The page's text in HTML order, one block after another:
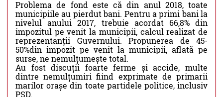
Problema de fond este că din anul 2018, toate
municipiile au pierdut bani. Pentru a primi bani la
nivelul anului 2017, trebuie acordat 66,8% din
impozitul pe venit la municipii, calcul realizat de
reprezentanții Guvernului. Propunerea de 45-
50%din impozit pe venit la municipii, aflată pe
surse, ne nemulțumește total.
Au fost discuții foarte ferme și accide, multe
dintre nemulțumiri fiind exprimate de primarii
marilor orașe din toate partidele politice, inclusiv
PSD.